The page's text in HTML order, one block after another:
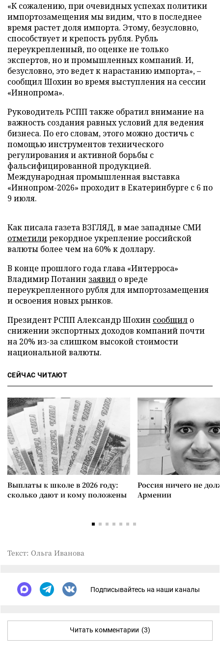
«К сожалению, при очевидных успехах политики
импортозамещения мы видим, что в последнее
время растет доля импорта. Этому, безусловно,
способствует и крепость рубля. Рубль
переукрепленный, по оценке не только
экспертов, но и промышленных компаний. И,
безусловно, это ведет к нарастанию импорта», –
сообщил Шохин во время выступления на сессии
«Иннопрома».
Руководитель РСПП также обратил внимание на
важность создания равных условий для ведения
бизнеса. По его словам, этого можно достичь с
помощью инструментов технического
регулирования и активной борьбы с
фальсифицированной продукцией.
Международная промышленная выставка
«Иннопром-2026» проходит в Екатеринбурге с 6 по
9 июля.
Как писала газета ВЗГЛЯД, в мае западные СМИ
отметилирекордное укрепление российской
валюты более чем на 60% к доллару.
В конце прошлого года глава «Интерроса»
Владимир Потанин заявил о вреде
переукрепленного рубля для импортозамещения
и освоения новых рынков.
Президент РСПП Александр Шохин сообщил о
снижении экспортных доходов компаний почти
на 20% из-за слишком высокой стоимости
национальной валюты.
СЕЙЧАС ЧИТАЮТ
Выплаты к школе в 2026 году:
сколько дают и кому положены
Россия ничего не
Армении
Текст: Ольга Иванова
Подписывайтесь на наши каналы
Читать комментарии (3)